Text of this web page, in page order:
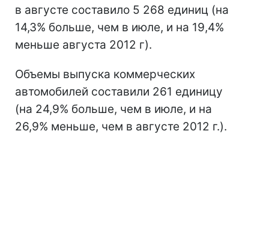
в августе составило 5 268 единиц (на
14,3% больше, чем в июле, и на 19,4%
меньше августа 2012 г).
Объемы выпуска коммерческих
автомобилей составили 261 единицу
(на 24,9% больше, чем в июле, и на
26,9% меньше, чем в августе 2012 г.).